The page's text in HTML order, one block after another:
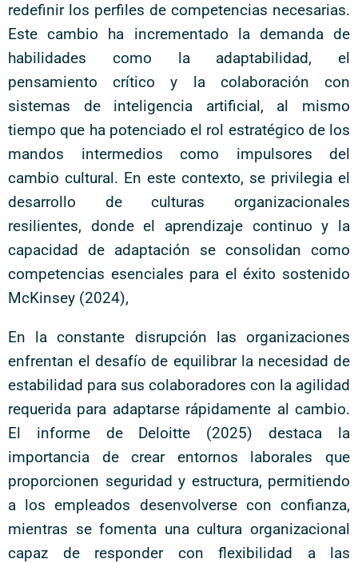
redefinir los perfiles de competencias necesarias.
Este cambio ha incrementado la demanda de
habilidades como la adaptabilidad, el
pensamiento crítico y la colaboración con
sistemas de inteligencia artificial, al mismo
tiempo que ha potenciado el rol estratégico de los
mandos intermedios como impulsores del
cambio cultural. En este contexto, se privilegia el
desarrollo de culturas organizacionales
resilientes, donde el aprendizaje continuo y la
capacidad de adaptación se consolidan como
competencias esenciales para el éxito sostenido
McKinsey (2024),
En la constante disrupción las organizaciones
enfrentan el desafío de equilibrar la necesidad de
estabilidad para sus colaboradores con la agilidad
requerida para adaptarse rápidamente al cambio.
El informe de Deloitte (2025) destaca la
importancia de crear entornos laborales que
proporcionen seguridad y estructura, permitiendo
a los empleados desenvolverse con confianza,
mientras se fomenta una cultura organizacional
capaz de responder con flexibilidad a las